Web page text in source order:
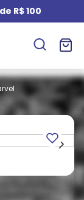
R$ 100